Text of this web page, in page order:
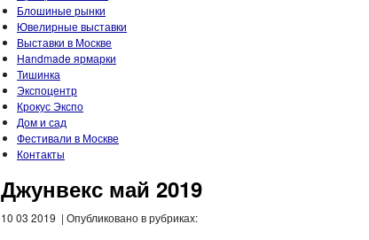
Блошиные рынки
Ювелирные выставки
Выставки в Москве
Handmade ярмарки
Тишинка
Экспоцентр
Крокус Экспо
Дом и сад
Фестивали в Москве
Контакты
Джунвекс май 2019
10 03 2019 | Опубликовано в рубриках: